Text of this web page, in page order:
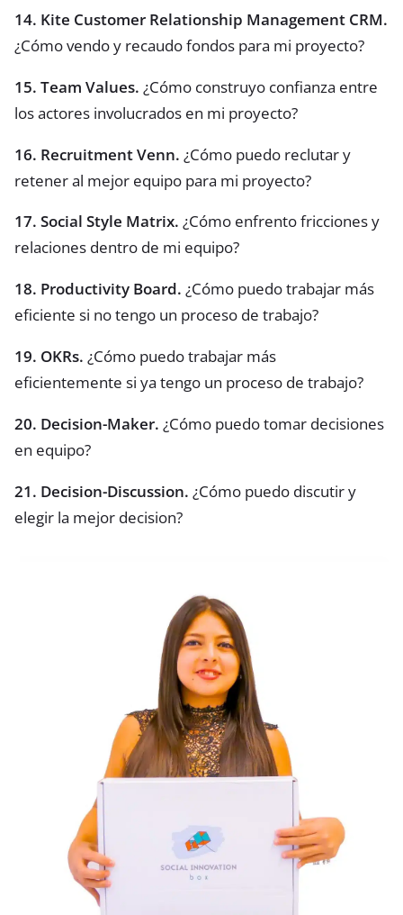
14. Kite Customer Relationship Management CRM.
¿Cómo vendo y recaudo fondos para mi proyecto?
15. Team Values. ¿Cómo construyo confianza entre
los actores involucrados en mi proyecto?
16. Recruitment Venn. ¿Cómo puedo reclutar y
retener al mejor equipo para mi proyecto?
17. Social Style Matrix. ¿Cómo enfrento fricciones y
relaciones dentro de mi equipo?
18. Productivity Board. ¿Cómo puedo trabajar más
eficiente si no tengo un proceso de trabajo?
19. OKRs. ¿Cómo puedo trabajar más
eficientemente si ya tengo un proceso de trabajo?
20. Decision-Maker. ¿Cómo puedo tomar decisiones
en equipo?
21. Decision-Discussion. ¿Cómo puedo discutir y
elegir la mejor decision?